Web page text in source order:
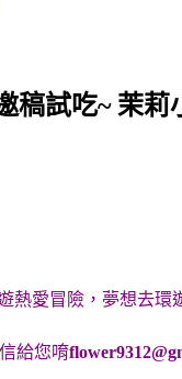
稿試吃~ 茉
熱愛冒險，夢想去環
給您唷